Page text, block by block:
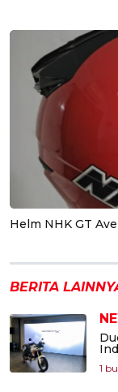
Helm NHK GT
BERITA
1